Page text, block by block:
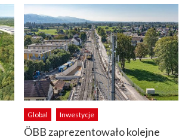
Global Inwestycje
ÖBB zaprezentowało kolejne